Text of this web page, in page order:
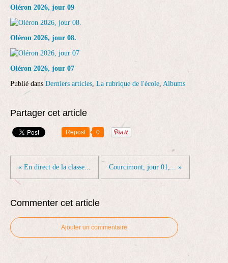
Oléron 2026, jour 09
Oléron 2026, jour 08.
Oléron 2026, jour 07
Publié dans Derniers articles, La rubrique de l'école, Albums
Partager cet article
Repost 0
« En direct de la classe... Courcimont, jour 01,... »
Commenter cet article
Ajouter un commentaire